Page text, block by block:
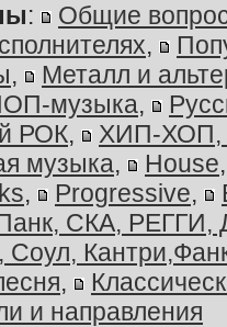
:
Общие
,
,
Металл и
музыка,
РОК,
ХИП-ХОП,
музыка, House
, Progressive,
СКА, РЕГГИ,
Соул,
,
и направления